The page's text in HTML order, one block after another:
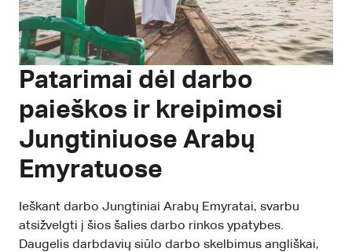
Patarimai dėl darbo
paieškos ir kreipimosi
Jungtiniuose Arabų
Emyratuose
Ieškant darbo Jungtiniai Arabų Emyratai, svarbu
atsižvelgti į šios šalies darbo rinkos ypatybes.
Daugelis darbdavių siūlo darbo skelbimus angliškai,